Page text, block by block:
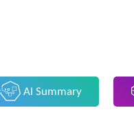
AI Summary